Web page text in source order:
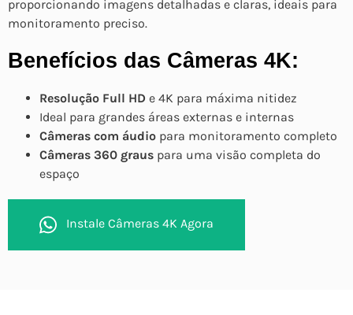
proporcionando imagens detalhadas e claras, ideais para
monitoramento preciso.
Benefícios das Câmeras 4K:
Resolução Full HD e 4K para máxima nitidez
Ideal para grandes áreas externas e internas
Câmeras com áudio para monitoramento completo
Câmeras 360 graus para uma visão completa do
espaço
Instale Câmeras 4K Agora